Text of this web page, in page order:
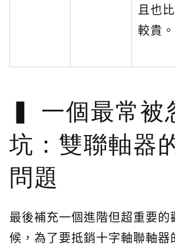
且也比
較貴。
一個最常被
坑：雙聯軸器
問題
最後補充一個進階但超重要的
候，為了要抵銷十字軸聯軸器